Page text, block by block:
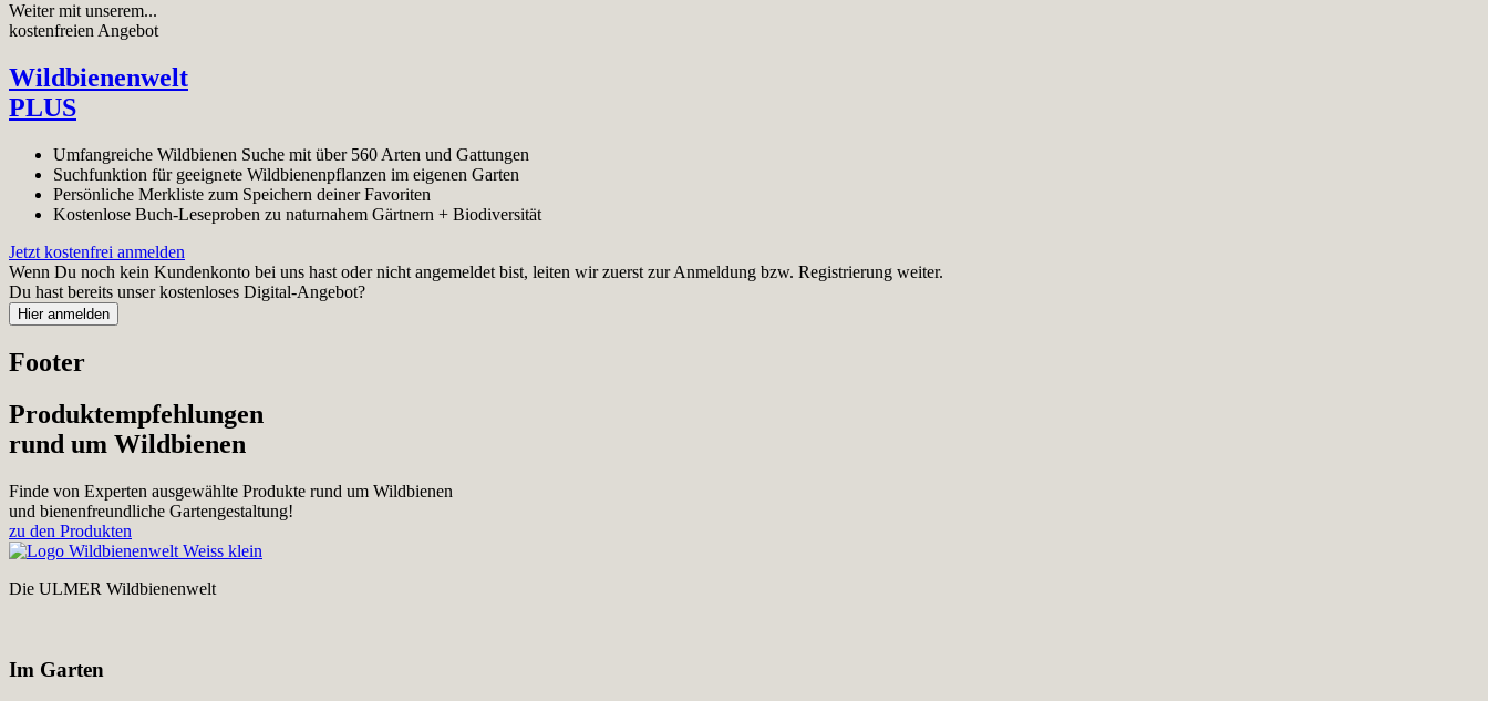
Weiter mit unserem...
kostenfreien Angebot
Wildbienenwelt
PLUS
Umfangreiche Wildbienen Suche mit über 560 Arten und Gattungen
Suchfunktion für geeignete Wildbienenpflanzen im eigenen Garten
Persönliche Merkliste zum Speichern deiner Favoriten
Kostenlose Buch-Leseproben zu naturnahem Gärtnern + Biodiversität
Jetzt kostenfrei anmelden
Wenn Du noch kein Kundenkonto bei uns hast oder nicht angemeldet bist, leiten wir zuerst zur Anmeldung bzw. Registrierung weiter.
Du hast bereits unser kostenloses Digital-Angebot?
Footer
Produktempfehlungen
rund um Wildbienen
Finde von Experten ausgewählte Produkte rund um Wildbienen
und bienenfreundliche Gartengestaltung!
zu den Produkten
Die ULMER Wildbienenwelt
Im Garten